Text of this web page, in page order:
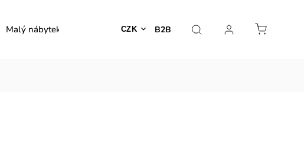
B2B
CZK
Malý nábytek Venkovní nábytek Dekorace